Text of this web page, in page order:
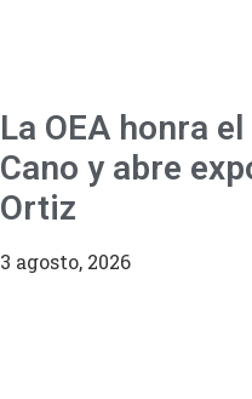
La OEA honra
Cano y abre
Ortiz
3 agosto, 2026